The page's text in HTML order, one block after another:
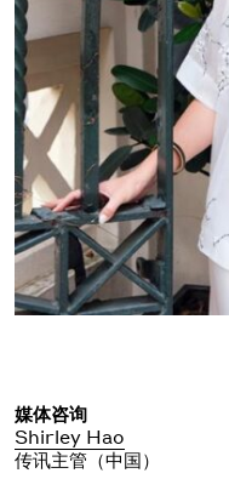
媒体咨询
Shirley Hao
传讯主管（中国）